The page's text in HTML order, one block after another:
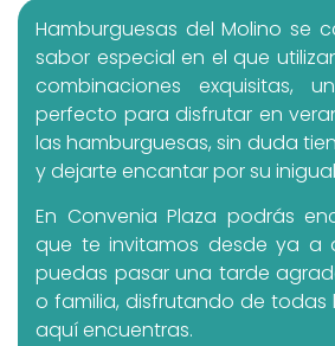
Hamburguesas del Molino se
sabor especial en el que
combinaciones exquisitas,
perfecto para disfrutar en
las hamburguesas, sin duda
y dejarte encantar por su
En Convenia Plaza podrás
que te invitamos desde ya a
puedas pasar una tarde
o familia, disfrutando de todas
aquí encuentras.